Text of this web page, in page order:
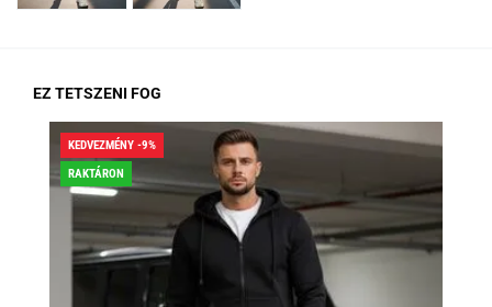
EZ TETSZENI FOG
KEDVEZMÉNY -9%
RAKTÁRON